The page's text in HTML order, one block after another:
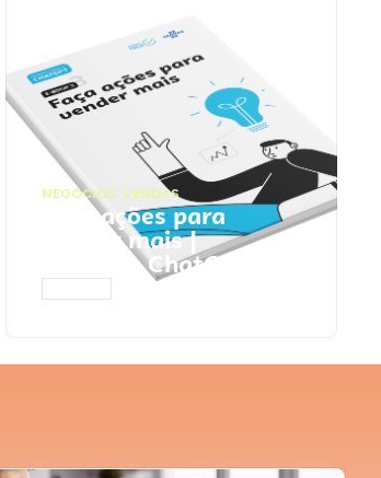
NEGÓCIOS, VENDAS
Faça ações para
vender mais |
Prompts ChatGPT